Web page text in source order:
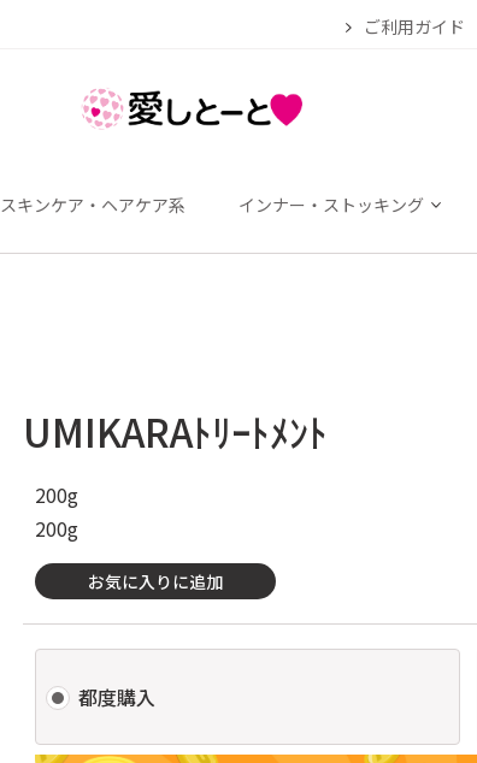
スキンケア・ヘアケア系 インナー・ストッキング
ご利用ガイド
UMIKARAﾄﾘｰﾄﾒﾝﾄ
200g
200g
お気に入りに追加
都度購入